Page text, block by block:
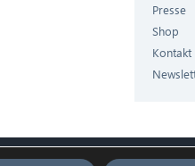
Presse
Shop
Kontakt